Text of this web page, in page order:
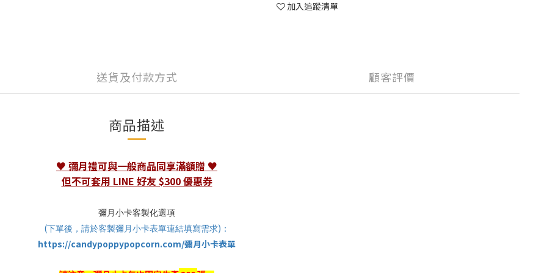
加入追蹤清單
送貨及付款方式 顧客評價
商品描述
♥ 彌月禮可與一般商品同享滿額贈 ♥
但不可套用 LINE 好友 $300 優惠券
彌月小卡客製化選項
(下單後，請於客製彌月小卡表單連結填寫需求) ：
https://candypoppypopcorn.com/彌月小卡表單